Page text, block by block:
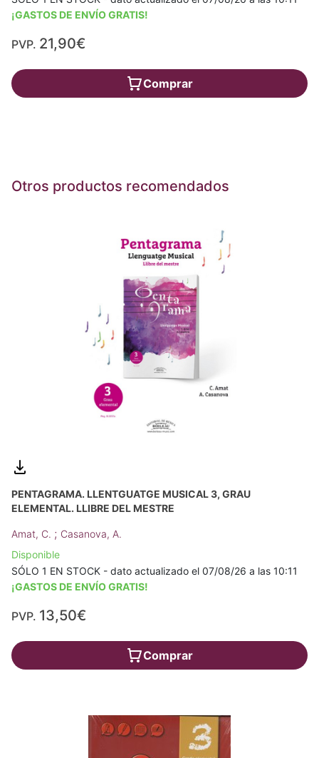
¡GASTOS DE ENVÍO GRATIS!
PVP. 21,90€
Comprar
Otros productos recomendados
PENTAGRAMA. LLENTGUATGE MUSICAL 3, GRAU
ELEMENTAL. LLIBRE DEL MESTRE
Amat, C. ; Casanova, A.
Disponible
SÓLO 1 EN STOCK - dato actualizado el 07/08/26 a las 10:11
¡GASTOS DE ENVÍO GRATIS!
PVP. 13,50€
Comprar